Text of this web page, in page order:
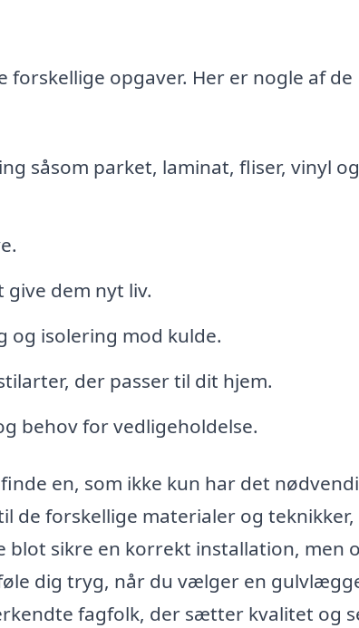
opgaver. Her er nogle af de
såsom parket, laminat, fliser, vinyl og
dem nyt liv.
og isolering mod kulde.
der passer til dit hjem.
behov for vedligeholdelse.
en, som ikke kun har det
de forskellige materialer og
sikre en korrekt installation, men
dig tryg, når du vælger en
fagfolk, der sætter kvalitet og